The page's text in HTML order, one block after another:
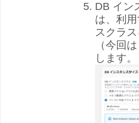
DB イン
は、利
スクラス
（今回
します。